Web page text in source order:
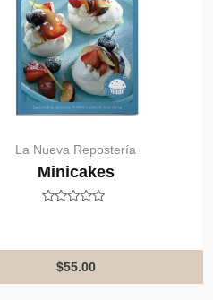
La Nueva Repostería
Minicakes
of
$55.00